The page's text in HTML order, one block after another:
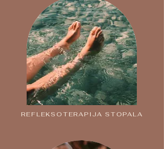
REFLEKSOTERAPIJA STOPALA